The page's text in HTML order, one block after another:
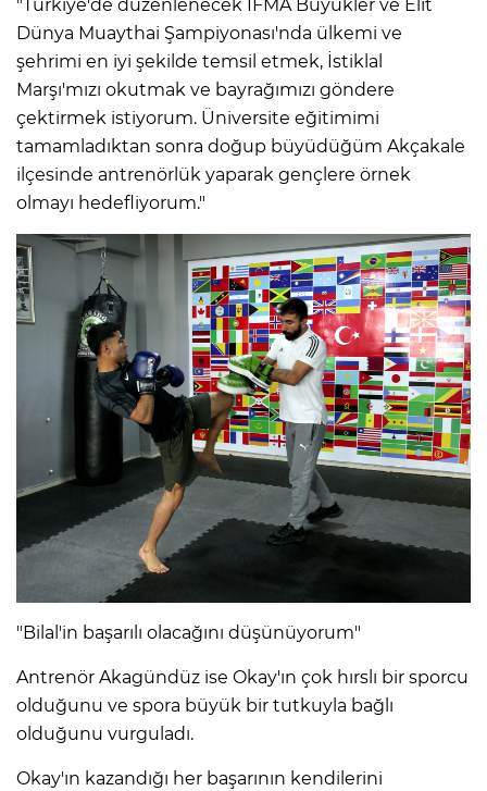
"Türkiye'de düzenlenecek IFMA Büyükler ve Elit
Dünya Muaythai Şampiyonası'nda ülkemi ve
şehrimi en iyi şekilde temsil etmek, İstiklal
Marşı'mızı okutmak ve bayrağımızı göndere
çektirmek istiyorum. Üniversite eğitimimi
tamamladıktan sonra doğup büyüdüğüm Akçakale
ilçesinde antrenörlük yaparak gençlere örnek
olmayı hedefliyorum."
"Bilal'in başarılı olacağını düşünüyorum"
Antrenör Akagündüz ise Okay'ın çok hırslı bir sporcu
olduğunu ve spora büyük bir tutkuyla bağlı
olduğunu vurguladı.
Okay'ın kazandığı her başarının kendilerini